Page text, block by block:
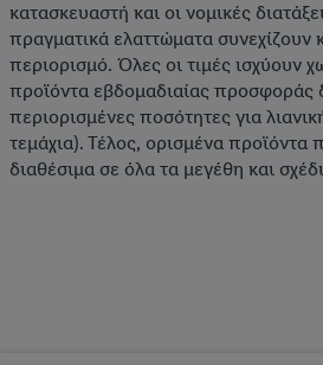
κατασκευαστή και οι νομικές
πραγματικά ελαττώματα συνεχίζουν
περιορισμό. Όλες οι τιμές ισχύουν
προϊόντα εβδομαδιαίας προσφοράς
περιορισμένες ποσότητες για
τεμάχια). Τέλος, ορισμένα προϊόντα
διαθέσιμα σε όλα τα μεγέθη και